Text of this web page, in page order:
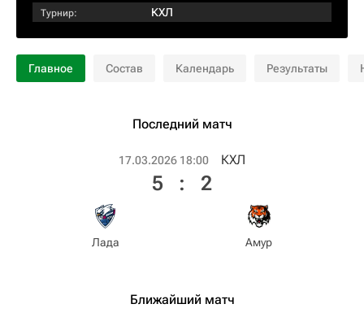
Турнир: КХЛ
Главное Состав Календарь Результаты
Последний матч
17.03.2026 18:00 КХЛ
Лада
5 : 2
Амур
Ближайший матч